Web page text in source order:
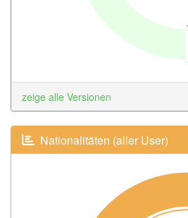
zeige alle Versionen
Nationalitäten (aller User)